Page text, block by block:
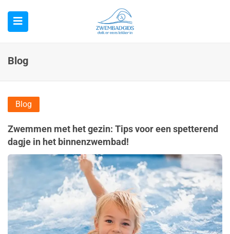
Blog
Blog
Zwemmen met het gezin: Tips voor een spetterend
dagje in het binnenzwembad!